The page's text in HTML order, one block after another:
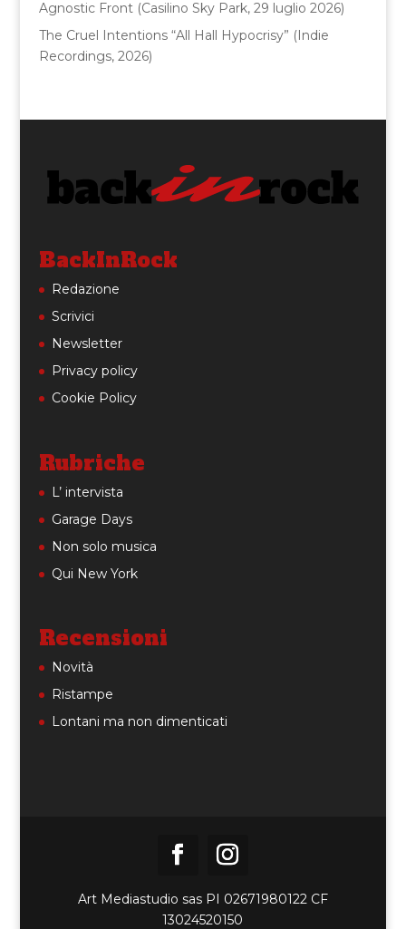
Agnostic Front (Casilino Sky Park, 29 luglio 2026)
The Cruel Intentions “All Hall Hypocrisy” (Indie
Recordings, 2026)
BackInRock
Redazione
Scrivici
Newsletter
Privacy policy
Cookie Policy
Rubriche
L’ intervista
Garage Days
Non solo musica
Qui New York
Recensioni
Novità
Ristampe
Lontani ma non dimenticati
Art Mediastudio sas PI 02671980122 CF
13024520150